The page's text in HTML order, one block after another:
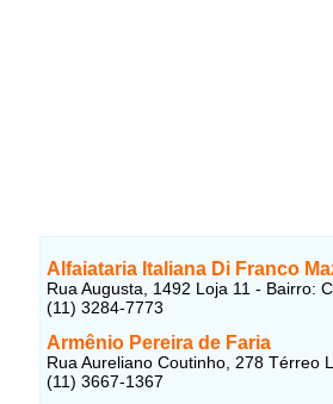
Alfaiataria Italiana Di Franco
Rua Augusta, 1492 Loja 11 - Bairro:
(11) 3284-7773
Armênio Pereira de Faria
Rua Aureliano Coutinho, 278 Térreo
(11) 3667-1367